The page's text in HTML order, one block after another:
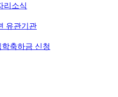
리소식
유관기관
축하금 신청